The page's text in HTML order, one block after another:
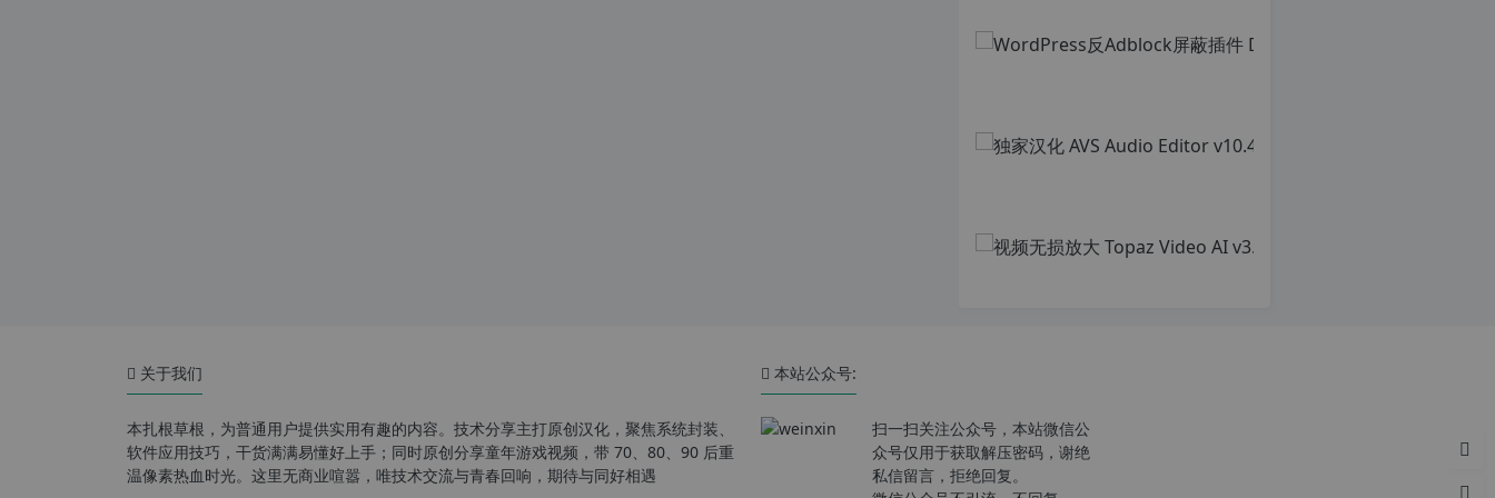
关于我们
本扎根草根，为普通用户提供实用有趣的内容。技术分享主打原创汉化，聚焦系统封装、
软件应用技巧，干货满满易懂好上手；同时原创分享童年游戏视频，带 70、80、90 后重
温像素热血时光。这里无商业喧嚣，唯技术交流与青春回响，期待与同好相遇
本站公众号:
扫一扫关注公众号，本站微信公
众号仅用于获取解压密码，谢绝
私信留言，拒绝回复。